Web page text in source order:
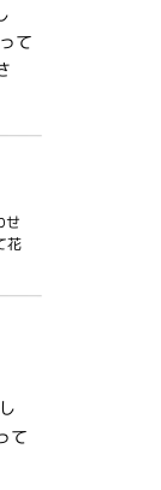
て
せ
花
て